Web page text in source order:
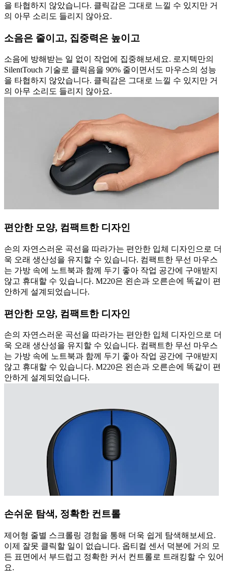
을 타협하지 않았습니다. 클릭감은 그대로 느낄 수 있지만 거
의 아무 소리도 들리지 않아요.
소음은 줄이고, 집중력은 높이고
소음에 방해받는 일 없이 작업에 집중해보세요. 로지텍만의
SilentTouch 기술로 클릭음을 90% 줄이면서도 마우스의 성능
을 타협하지 않았습니다. 클릭감은 그대로 느낄 수 있지만 거
의 아무 소리도 들리지 않아요.
편안한 모양, 컴팩트한 디자인
손의 자연스러운 곡선을 따라가는 편안한 입체 디자인으로 더
욱 오래 생산성을 유지할 수 있습니다. 컴팩트한 무선 마우스
는 가방 속에 노트북과 함께 두기 좋아 작업 공간에 구애받지
않고 휴대할 수 있습니다. M220은 왼손과 오른손에 똑같이 편
안하게 설계되었습니다.
편안한 모양, 컴팩트한 디자인
손의 자연스러운 곡선을 따라가는 편안한 입체 디자인으로 더
욱 오래 생산성을 유지할 수 있습니다. 컴팩트한 무선 마우스
는 가방 속에 노트북과 함께 두기 좋아 작업 공간에 구애받지
않고 휴대할 수 있습니다. M220은 왼손과 오른손에 똑같이 편
안하게 설계되었습니다.
손쉬운 탐색, 정확한 컨트롤
제어형 줄별 스크롤링 경험을 통해 더욱 쉽게 탐색해보세요.
이제 잘못 클릭할 일이 없습니다. 옵티컬 센서 덕분에 거의 모
든 표면에서 부드럽고 정확한 커서 컨트롤로 트래킹할 수 있어
요.